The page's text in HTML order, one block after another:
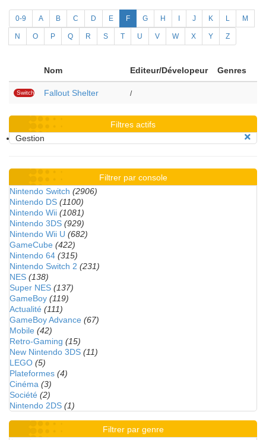
0-9 A B C D E F G H J K L M
N O P Q R S T U V W X Y Z
Nom Editeur/Dévelopeur Genres
Switch Fallout Shelter /
Filtres actifs
Gestion
Filtrer par console
Nintendo Switch (2906)
Nintendo DS (1100)
Nintendo Wii (1081)
Nintendo 3DS (929)
Nintendo Wii U (682)
GameCube (422)
Nintendo 64 (315)
Nintendo Switch 2 (231)
NES (138)
Super NES (137)
GameBoy (119)
Actualité (111)
GameBoy Advance (67)
Mobile (42)
Retro-Gaming (15)
New Nintendo 3DS (11)
LEGO (5)
Plateformes (4)
Cinéma (3)
Société (2)
Nintendo 2DS (1)
Filtrer par genre